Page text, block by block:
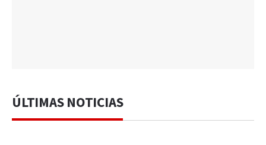
ÚLTIMAS NOTICIAS